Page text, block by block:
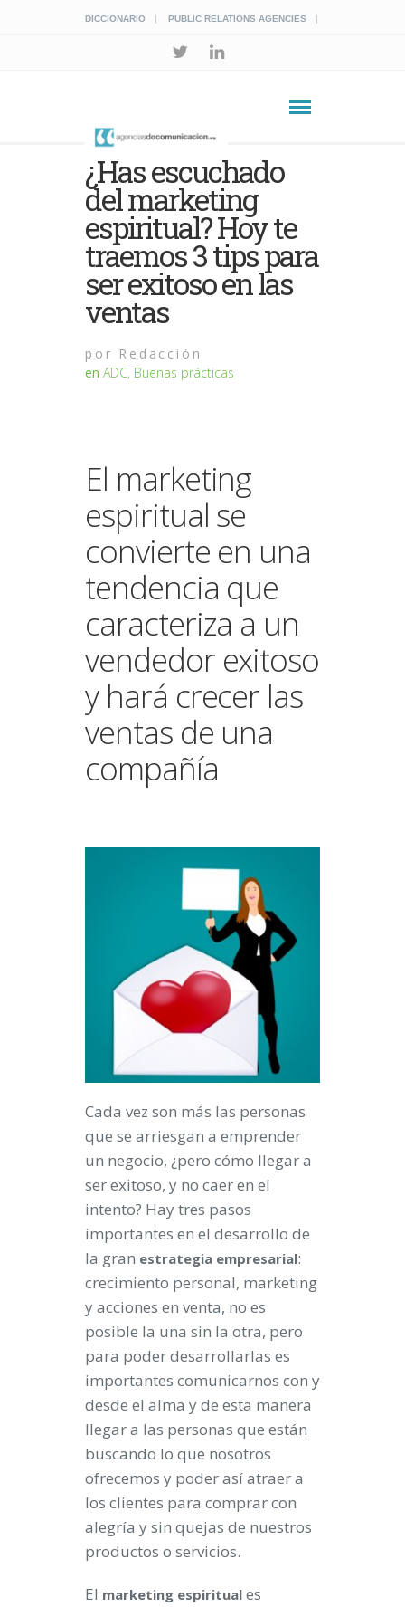
DICCIONARIO PUBLIC RELATIONS AGENCIES
¿Has escuchado
del marketing
espiritual? Hoy te
traemos 3 tips para
ser exitoso en las
ventas
por Redacción
en ADC, Buenas prácticas
El marketing
espiritual se
convierte en una
tendencia que
caracteriza a un
vendedor exitoso
y hará crecer las
ventas de una
compañía
Cada vez son más las personas
que se arriesgan a emprender
un negocio, ¿pero cómo llegar a
ser exitoso, y no caer en el
intento? Hay tres pasos
importantes en el desarrollo de
la gran estrategia empresarial:
crecimiento personal, marketing
y acciones en venta, no es
posible la una sin la otra, pero
para poder desarrollarlas es
importantes comunicarnos con y
desde el alma y de esta manera
llegar a las personas que están
buscando lo que nosotros
ofrecemos y poder así atraer a
los clientes para comprar con
alegría y sin quejas de nuestros
productos o servicios.
El marketing espiritual es